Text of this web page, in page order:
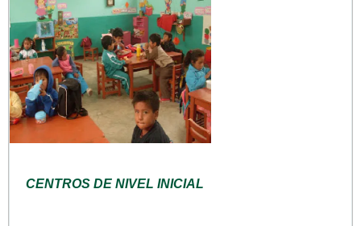
CENTROS DE NIVEL INICIAL